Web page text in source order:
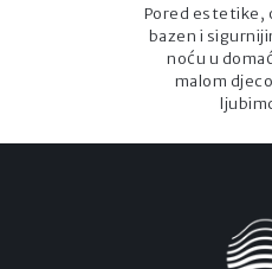
GALERIJA
KONTAKT
Pored estetike,
bazen i
noću u
malom